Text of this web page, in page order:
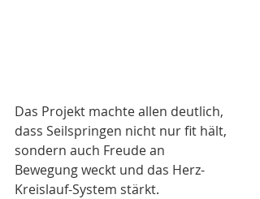
Das Projekt machte allen deutlich,
dass Seilspringen nicht nur fit hält,
sondern auch Freude an
Bewegung weckt und das Herz-
Kreislauf-System stärkt.